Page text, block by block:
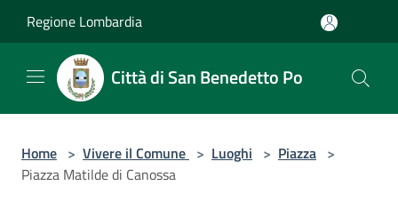
Regione Lombardia
Città di San Benedetto Po
Home > Vivere il Comune > Luoghi > Piazza >
Piazza Matilde di Canossa